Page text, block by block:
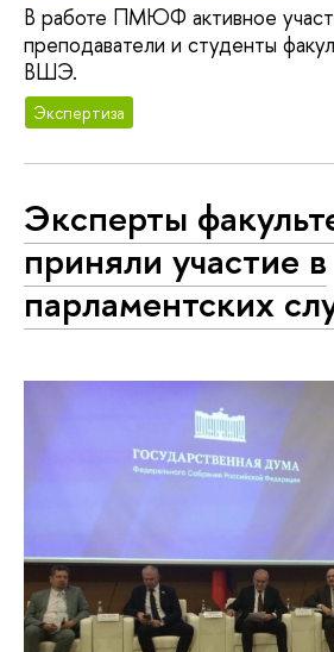
В работе ПМЮФ активное
преподаватели и студенты
ВШЭ.
Экспертиза
Эксперты
приняли участие в
парламентских